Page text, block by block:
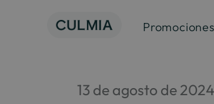
Promociones
13 de agosto de 2024